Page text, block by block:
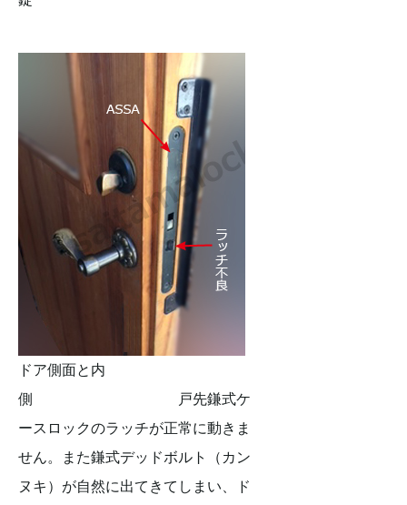
ドア側面と内
側 戸先鎌式ケ
ースロックのラッチが正常に動きま
せん。また鎌式デッドボルト（カン
ヌキ）が自然に出てきてしまい、ド